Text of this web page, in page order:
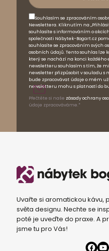
Souhlasím se zpracováním
Newslettera. Kliknutím na
souhlasíte s informováním o
společnosti Nábytek-Bogart.cz
souhlasíte se zpracováním svých
osobních údajů. Tento souhlas lze
který se nachází na konci
newsletteru souhlasím s tím, že
newsletter přizpůsobit v souladu
bude zpracovávat údaje o mém
newsletteru mohu s platností do
Přečtěte si naše zásady ochrany
údaje zpracováváme.*
Uvařte si aromatickou kávu,
světa designu. Nechte se
poté je uveďte do praxe. A
jsme tu pro Vás!